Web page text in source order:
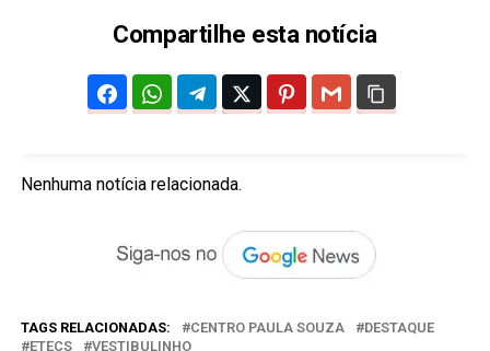
Compartilhe esta notícia
Nenhuma notícia relacionada.
TAGS RELACIONADAS: CENTRO PAULA SOUZA
DESTAQUE
ETECS
VESTIBULINHO